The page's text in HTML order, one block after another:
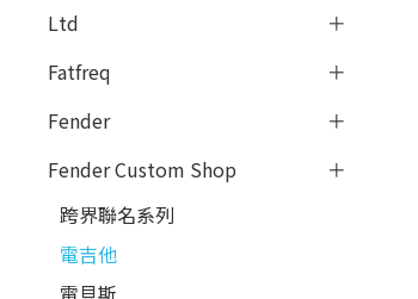
Ltd
Fatfreq
Fender
Fender Custom Shop
跨界聯名系列
電吉他
電貝斯